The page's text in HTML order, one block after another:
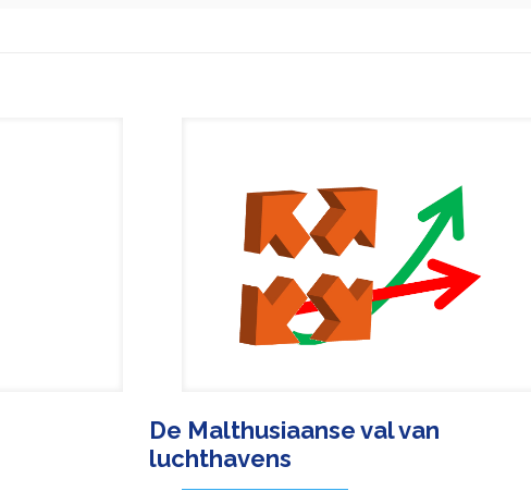
De Malthusiaanse val van
luchthavens